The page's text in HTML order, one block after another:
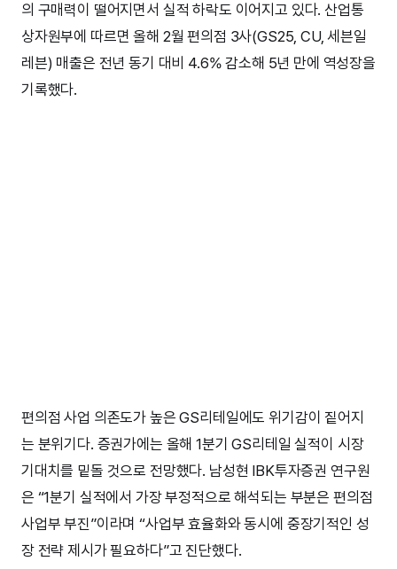
의 구매력이 떨어지면서 실적 하락도 이어지고 있다. 산업통
상자원부에 따르면 올해 2월 편의점 3사(GS25, CU, 세븐일
레븐) 매출은 전년 동기 대비 4.6% 감소해 5년 만에 역성장을
기록했다.
편의점 사업 의존도가 높은 GS리테일에도 위기감이 짙어지
는 분위기다. 증권가에는 올해 1분기 GS리테일 실적이 시장
기대치를 밑돌 것으로 전망했다. 남성현 IBK투자증권 연구원
은 “1분기 실적에서 가장 부정적으로 해석되는 부분은 편의점
사업부 부진”이라며 “사업부 효율화와 동시에 중장기적인 성
장 전략 제시가 필요하다”고 진단했다.